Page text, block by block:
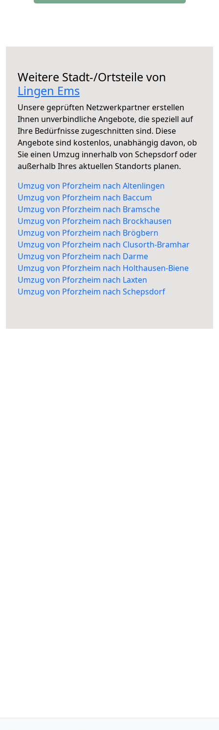
Weitere Stadt-/Ortsteile von
Lingen Ems
Unsere geprüften Netzwerkpartner erstellen
Ihnen unverbindliche Angebote, die speziell auf
Ihre Bedürfnisse zugeschnitten sind. Diese
Angebote sind kostenlos, unabhängig davon, ob
Sie einen Umzug innerhalb von Schepsdorf oder
außerhalb Ihres aktuellen Standorts planen.
Umzug von Pforzheim nach Altenlingen
Umzug von Pforzheim nach Baccum
Umzug von Pforzheim nach Bramsche
Umzug von Pforzheim nach Brockhausen
Umzug von Pforzheim nach Brögbern
Umzug von Pforzheim nach Clusorth-Bramhar
Umzug von Pforzheim nach Darme
Umzug von Pforzheim nach Holthausen-Biene
Umzug von Pforzheim nach Laxten
Umzug von Pforzheim nach Schepsdorf